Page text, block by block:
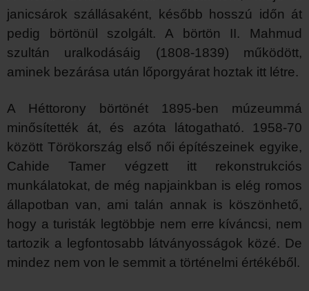
janicsárok szállásaként, később hosszú időn át
pedig börtönül szolgált. A börtön II. Mahmud
szultán uralkodásáig (1808-1839) működött,
aminek bezárása után lőporgyárat hoztak itt létre.
A Héttorony börtönét 1895-ben múzeummá
minősítették át, és azóta látogatható. 1958-70
között Törökország első női építészeinek egyike,
Cahide Tamer végzett itt rekonstrukciós
munkálatokat, de még napjainkban is elég romos
állapotban van, ami talán annak is köszönhető,
hogy a turisták legtöbbje nem erre kíváncsi, nem
tartozik a legfontosabb látványosságok közé. De
mindez nem von le semmit a történelmi értékéből.